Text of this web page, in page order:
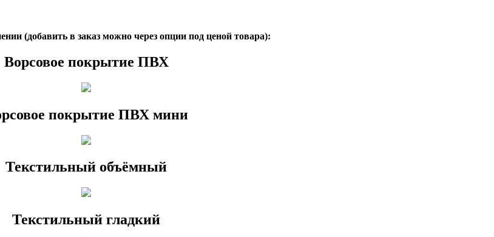
(добавить в заказ можно через опции под ценой товара):
Ворсовое покрытие ПВХ
покрытие ПВХ мини
Текстильный объёмный
Текстильный гладкий